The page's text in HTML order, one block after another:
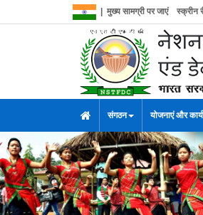
मुख्य सामग्री पर जाएं स्क्रीन
संगठन योजनाएं और